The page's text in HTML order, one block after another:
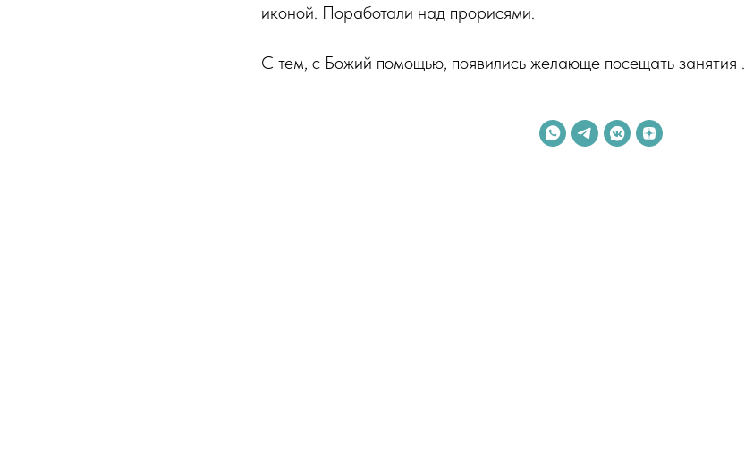
иконой. Поработали над прорисями.
С тем, с Божий помощью, появились желающе посещать занятия .